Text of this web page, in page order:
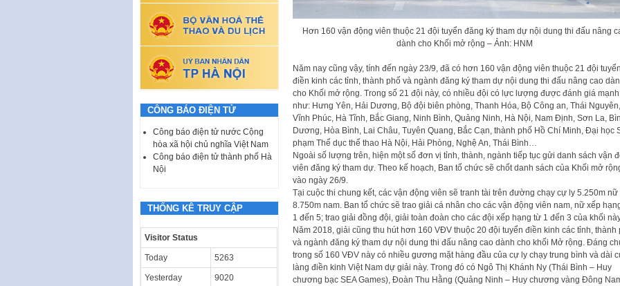
Hơn 160 vận động viên thuộc 21 đội tuyển đăng ký tham dự nội dung thi đấu nâng
dành cho Khối mở rộng – Ảnh: HNM
Năm nay cũng vậy, tính đến ngày 23/9, đã có hơn 160 vận động viên thuộc 21 đội tuyển
điền kinh các tỉnh, thành phố và ngành đăng ký tham dự nội dung thi đấu nâng cao
cho Khối mở rộng. Trong số 21 đội này, có nhiều đội có lực lượng được đánh giá mạnh
như: Hưng Yên, Hải Dương, Bộ đội biên phòng, Thanh Hóa, Bộ Công an, Thái Nguyên,
Vĩnh Phúc, Hà Tĩnh, Bắc Giang, Ninh Bình, Quảng Ninh, Hà Nội, Nam Định, Sơn La,
Dương, Hòa Bình, Lai Châu, Tuyên Quang, Bắc Cạn, thành phố Hồ Chí Minh, Đại học
phạm Thể dục thể thao Hà Nội, Hải Phòng, Nghệ An, Thái Bình…
Ngoài số lượng trên, hiện một số đơn vị tỉnh, thành, ngành tiếp tục gửi danh sách vận
viên đăng ký tham dự. Theo kế hoạch, Ban tổ chức sẽ chốt danh sách của Khối mở
vào ngày 26/9.
Tại cuộc thi chung kết, các vận động viên sẽ tranh tài trên đường chạy cự ly 5.250m nữ
8.750m nam. Ban tổ chức sẽ trao giải cá nhân cho các vận động viên nam, nữ xếp
1 đến 5; trao giải đồng đội, giải toàn đoàn cho các đội xếp hạng từ 1 đến 3 của khối
Năm 2018, giải cũng thu hút hơn 160 VĐV thuộc 20 đội tuyển điền kinh các tỉnh, thành
và ngành đăng ký tham dự nội dung thi đấu nâng cao dành cho khối Mở rộng. Đáng
trong số 160 VĐV này có nhiều gương mặt hàng đầu của cự ly chạy trung bình và dài
làng điền kinh Việt Nam dự giải này. Trong đó có Ngô Thị Khánh Ny (Thái Bình – Huy
chương bạc SEA Games), Đoàn Thu Hằng (Quảng Ninh – Huy chương vàng Đông
CÔNG BÁO ĐIỆN TỬ
Công báo điện tử nước Cộng
hòa xã hội chủ nghĩa Việt Nam
Công báo điện tử thành phố Hà
Nội
THỐNG KÊ TRUY CẬP
Visitor Status
Today 5263
Yesterday 9020